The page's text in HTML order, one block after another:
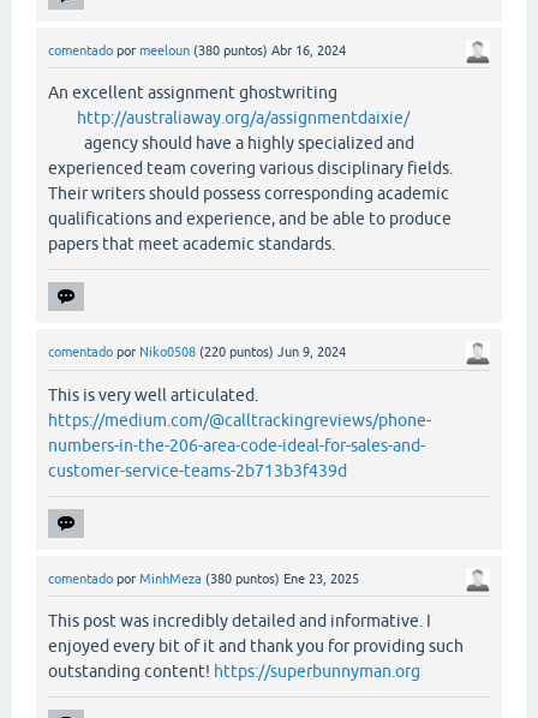
comentado por meeloun (380 puntos) Abr 16, 2024
An excellent assignment ghostwriting
http://australiaway.org/a/assignmentdaixie/
agency should have a highly specialized and
experienced team covering various disciplinary fields.
Their writers should possess corresponding academic
qualifications and experience, and be able to produce
papers that meet academic standards.
comentado por Niko0508 (220 puntos) Jun 9, 2024
This is very well articulated.
https://medium.com/@calltrackingreviews/phone-
numbers-in-the-206-area-code-ideal-for-sales-and-
customer-service-teams-2b713b3f439d
comentado por MinhMeza (380 puntos) Ene 23, 2025
This post was incredibly detailed and informative. I
enjoyed every bit of it and thank you for providing such
outstanding content! https://superbunnyman.org